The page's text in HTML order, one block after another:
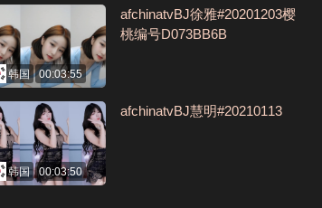
韩国 00:03:55
afchinatvBJ徐雅#20201203樱
桃编号D073BB6B
韩国 00:03:50
afchinatvBJ慧明#20210113